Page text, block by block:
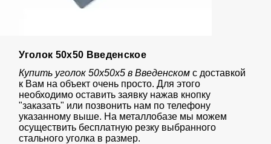
Уголок 50х50 Введенское
Купить уголок 50х50х5 в Введенскомс доставкой
к Вам на объект очень просто. Для этого
необходимо оставить заявку нажав кнопку
"заказать" или позвонить нам по телефону
указанному выше. На металлобазе мы можем
осуществить бесплатную резку выбранного
стального уголка в размер.